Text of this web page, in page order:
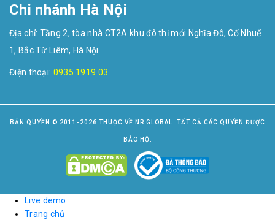
Chi nhánh Hà Nội
Địa chỉ: Tầng 2, tòa nhà CT2A khu đô thị mới Nghĩa Đô, Cổ Nhuế
1, Bắc Từ Liêm, Hà Nội.
Điện thoại: 0935 1919 03
BẢN QUYỀN © 2011-2026 THUỘC VỀ NR GLOBAL. TẤT CẢ CÁC QUYỀN ĐƯỢC
BẢO HỘ.
Live demo
Trang chủ